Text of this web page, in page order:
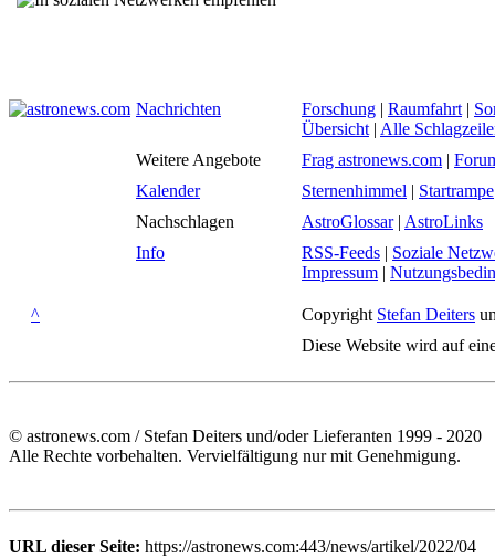
Nachrichten Forschung | Raumfahrt |
Übersicht | Alle
Weitere Angebote
Frag astronews.com |
Kalender
Sternenhimmel | Startrampe
Nachschlagen
AstroGlossar| AstroLinks
Info
RSS-Feeds | Soziale
Impressum |
^ Copyright Stefan Deiters
Diese Website wird auf
© astronews.com / Stefan Deiters und/oder Lieferanten 1999 - 2020
Alle Rechte vorbehalten. Vervielfältigung nur mit Genehmigung.
URL dieser Seite: https://astronews.com:443/news/artikel/2022/04